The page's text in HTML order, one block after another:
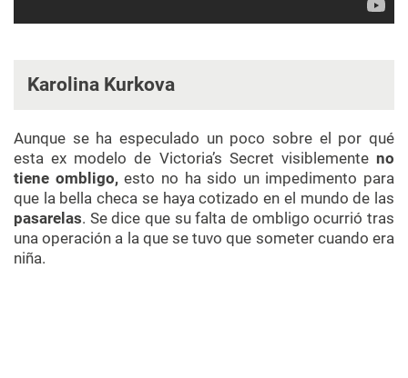
Karolina Kurkova
Aunque se ha especulado un poco sobre el por qué
esta ex modelo de Victoria’s Secret visiblemente no
tiene ombligo,esto no ha sido un impedimento para
que la bella checa se haya cotizado en el mundo de las
pasarelas. Se dice que su falta de ombligo ocurrió tras
una operación a la que se tuvo que someter cuando era
niña.